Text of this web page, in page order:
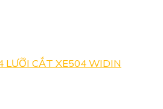
LƯỠI CẮT XE504 WIDIN